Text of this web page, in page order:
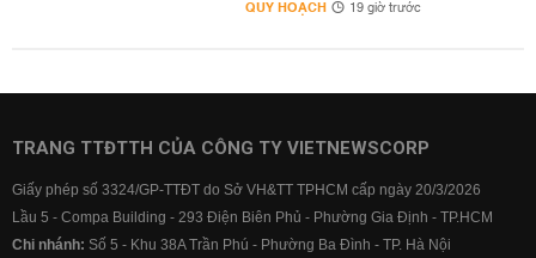
QUY HOẠCH 19 giờ trước
TRANG TTĐTTH CỦA CÔNG TY VIETNEWSCORP
Giấy phép số 3324/GP-TTĐT do Sở VH&TT TPHCM cấp ngày 20/3/2026
Lầu 5 - Compa Building - 293 Điện Biên Phủ - Phường Gia Định - TP.HCM
Chi nhánh: Số 5 - Khu 38A Trần Phú - Phường Ba Đình - TP. Hà Nội